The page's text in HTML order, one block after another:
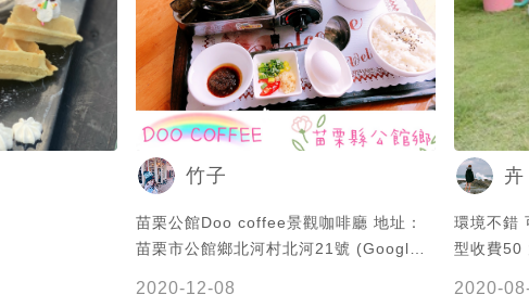
竹子
苗栗公館Doo coffee景觀咖啡廳 地址：
苗栗市公館鄉北河村北河21號 (Google
2020-12-08
卉
環境不錯
型收費50
2020-